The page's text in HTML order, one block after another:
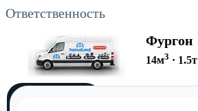
Ответственность
Фургон
14м3 · 1.5т